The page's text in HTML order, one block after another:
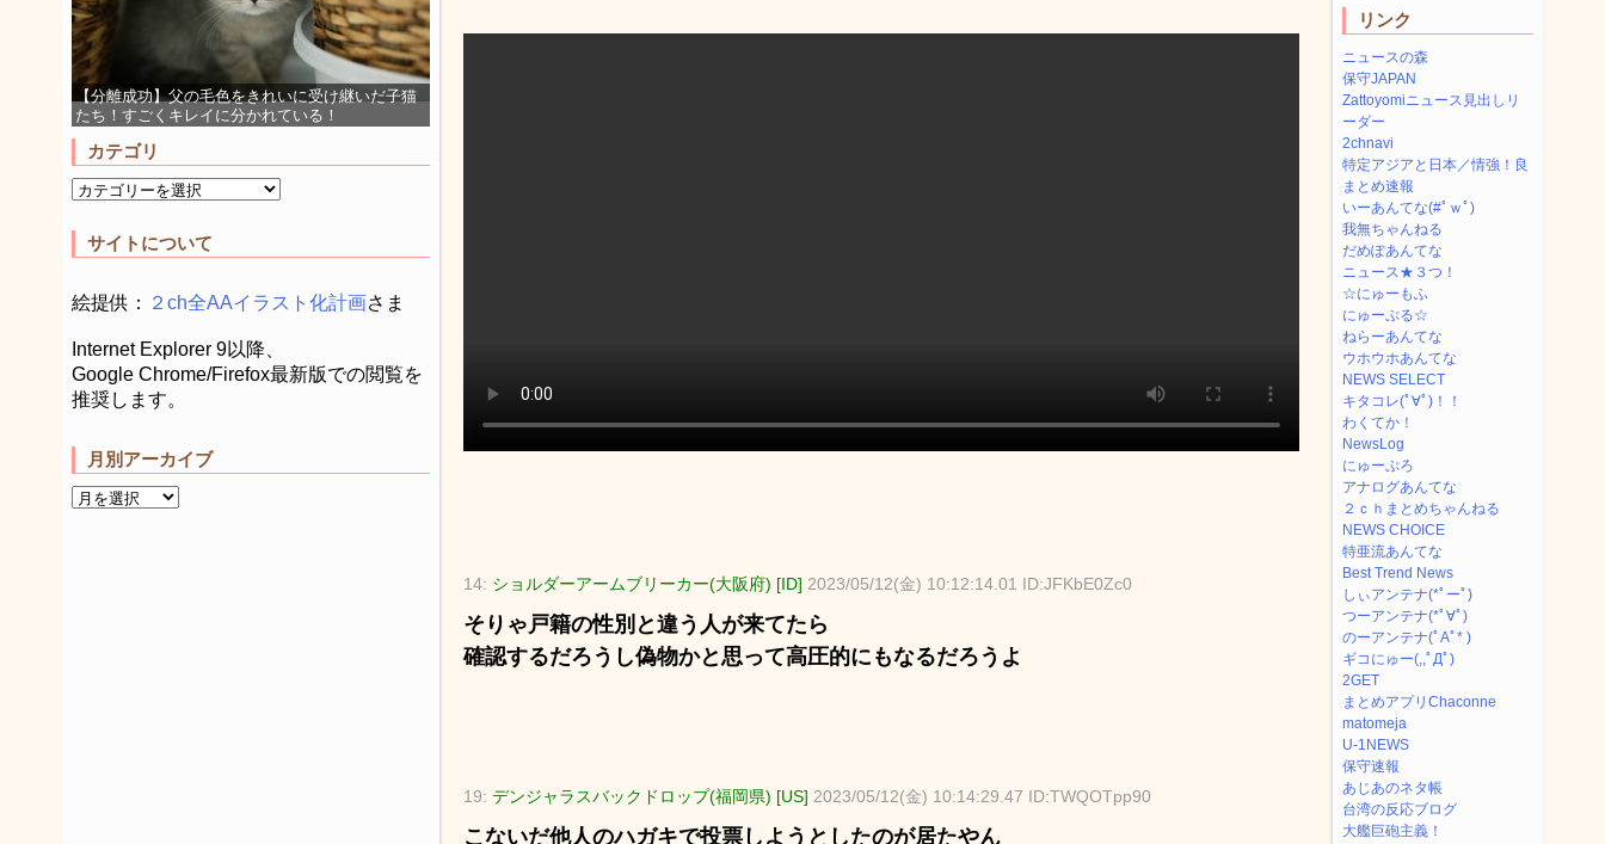
【分離成功】父の毛色をきれいに受け継いだ子猫
たち！すごくキレイに分かれている！
カテゴリ
サイトについて
絵提供： ２ch全AAイラスト化計画さま
Internet Explorer 9以降、
Google Chrome/Firefox最新版での閲覧を
推奨します。
月別アーカイブ
14: ショルダーアームブリーカー(大阪府) [ID] 2023/05/12(金) 10:12:14.01 ID:JFKbE0Zc0
そりゃ戸籍の性別と違う人が来てたら
確認するだろうし偽物かと思って高圧的にもなるだろうよ
19: デンジャラスバックドロップ(福岡県) [US] 2023/05/12(金) 10:14:29.47 ID:TWQOTpp90
こないだ他人のハガキで投票しようとしたのが居たやん
リンク
ニュースの森
保守JAPAN
Zattoyomiニュース見出しリ
ーダー
2chnavi
特定アジアと日本／情強！良
まとめ速報
いーあんてな(#ﾟｗﾟ)
我無ちゃんねる
だめぽあんてな
ニュース★３つ！
☆にゅーもふ
にゅーぷる☆
ねらーあんてな
ウホウホあんてな
NEWS SELECT
キタコレ(ﾟ∀ﾟ)！！
わくてか！
NewsLog
にゅーぷろ
アナログあんてな
２ｃｈまとめちゃんねる
NEWS CHOICE
特亜流あんてな
Best Trend News
しぃアンテナ(*ﾟーﾟ)
つーアンテナ(*ﾟ∀ﾟ)
のーアンテナ(ﾟAﾟ* )
ギコにゅー(,,ﾟДﾟ)
2GET
まとめアプリChaconne
matomeja
U-1NEWS
保守速報
あじあのネタ帳
台湾の反応ブログ
大艦巨砲主義！